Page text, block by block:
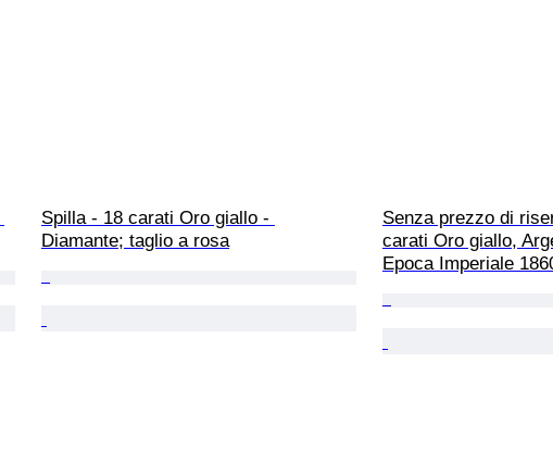
Spilla - 18 carati Oro giallo -
Diamante; taglio a rosa
Senza prezzo di
carati Oro giallo,
Epoca Imperiale